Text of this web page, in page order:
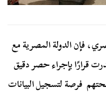
فإن الدولة المصرية مع
قرارًا بإجراء حصر دقيق
فرصة لتسجيل البيانات